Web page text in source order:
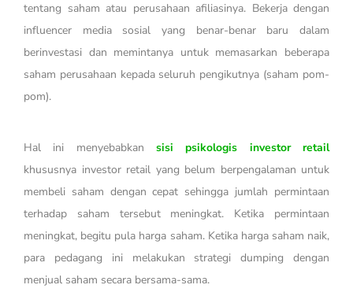
tentang saham atau perusahaan afiliasinya. Bekerja dengan
influencer media sosial yang benar-benar baru dalam
berinvestasi dan memintanya untuk memasarkan beberapa
saham perusahaan kepada seluruh pengikutnya (saham pom-
pom).
Hal ini menyebabkan sisi psikologis investor retail
khususnya investor retail yang belum berpengalaman untuk
membeli saham dengan cepat sehingga jumlah permintaan
terhadap saham tersebut meningkat. Ketika permintaan
meningkat, begitu pula harga saham. Ketika harga saham naik,
para pedagang ini melakukan strategi dumping dengan
menjual saham secara bersama-sama.